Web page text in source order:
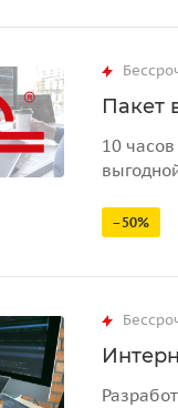
Пакет
10
–50%